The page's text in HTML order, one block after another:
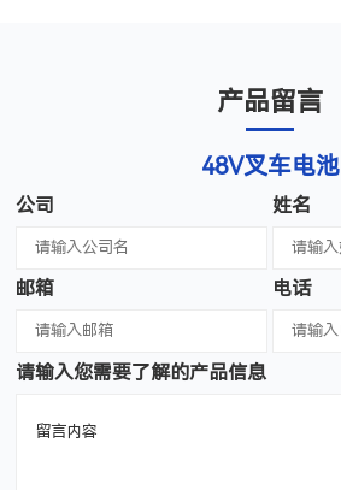
产品留言
48V叉车电池
公司 姓名
邮箱 电话
请输入您需要了解的产品信息